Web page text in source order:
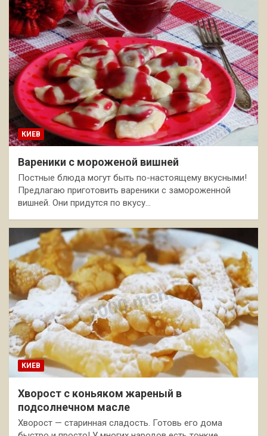
КИЕВ
Вареники с мороженой вишней
Постные блюда могут быть по-настоящему вкусными!
Предлагаю приготовить вареники с замороженной
вишней. Они придутся по вкусу…
КИЕВ
Хворост с коньяком жареный в
подсолнечном масле
Хворост — старинная сладость. Готовь его дома